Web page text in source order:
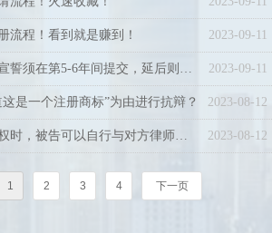
2023-09-11
流程！看到就是赚到！
2023-09-11
柬埔寨商标新规定！宣誓须在第5-6年间提交，延后则失效！
2023-08-12
是一个注册商标”为由进行抗辩？
2023-08-12
在美国被起诉商标侵权时，被告可以自行与对方律师进行谈判 吗？
1 2 3 4 下一页